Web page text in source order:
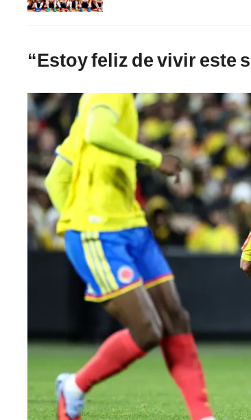
“Estoy feliz de vivir este